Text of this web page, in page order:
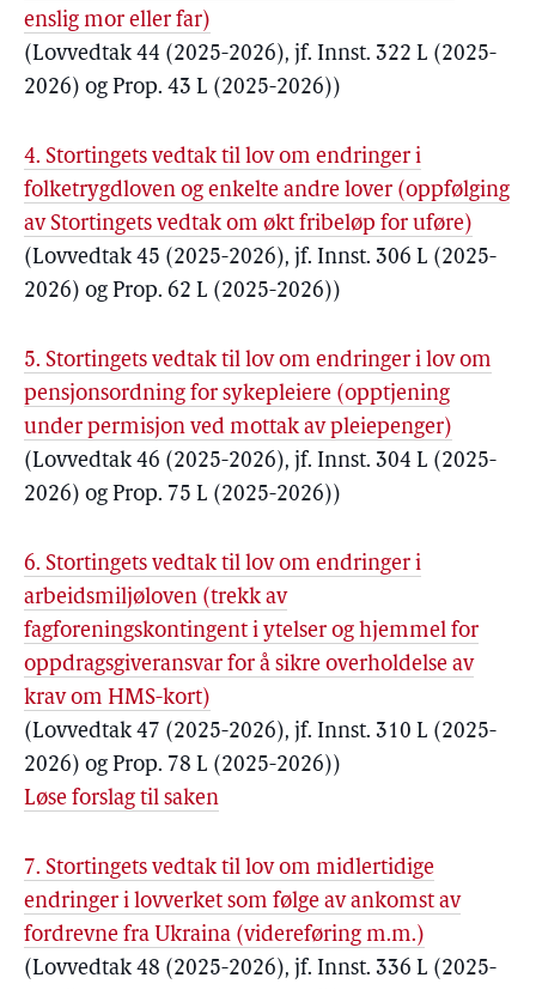
enslig mor eller far)
(Lovvedtak 44 (2025-2026), jf. Innst. 322 L (2025-
2026) og Prop. 43 L (2025-2026))
4. Stortingets vedtak til lov om endringer i
folketrygdloven og enkelte andre lover (oppfølging
av Stortingets vedtak om økt fribeløp for uføre)
(Lovvedtak 45 (2025-2026), jf. Innst. 306 L (2025-
2026) og Prop. 62 L (2025-2026))
5. Stortingets vedtak til lov om endringer i lov om
pensjonsordning for sykepleiere (opptjening
under permisjon ved mottak av pleiepenger)
(Lovvedtak 46 (2025-2026), jf. Innst. 304 L (2025-
2026) og Prop. 75 L (2025-2026))
6. Stortingets vedtak til lov om endringer i
arbeidsmiljøloven (trekk av
fagforeningskontingent i ytelser og hjemmel for
oppdragsgiveransvar for å sikre overholdelse av
krav om HMS-kort)
(Lovvedtak 47 (2025-2026), jf. Innst. 310 L (2025-
2026) og Prop. 78 L (2025-2026))
Løse forslag til saken
7. Stortingets vedtak til lov om midlertidige
endringer i lovverket som følge av ankomst av
fordrevne fra Ukraina (videreføring m.m.)
(Lovvedtak 48 (2025-2026), jf. Innst. 336 L (2025-